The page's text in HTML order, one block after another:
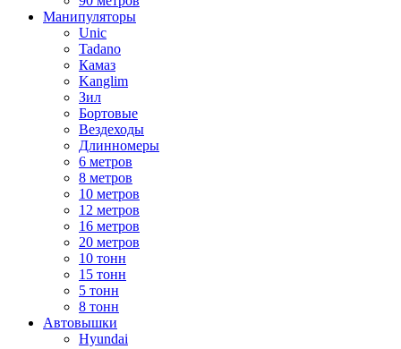
Манипуляторы
Unic
Tadano
Камаз
Kanglim
Зил
Бортовые
Вездеходы
Длинномеры
6 метров
8 метров
10 метров
12 метров
16 метров
20 метров
10 тонн
15 тонн
5 тонн
8 тонн
Автовышки
Hyundai